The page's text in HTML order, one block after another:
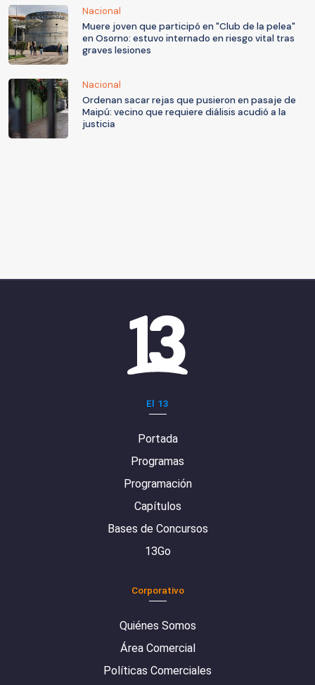
Nacional
Muere joven que participó en "Club de la pelea"
en Osorno: estuvo internado en riesgo vital tras
graves lesiones
Nacional
Ordenan sacar rejas que pusieron en pasaje de
Maipú: vecino que requiere diálisis acudió a la
justicia
El 13
Portada
Programas
Programación
Capítulos
Bases de Concursos
13Go
Corporativo
Quiénes Somos
Área Comercial
Políticas Comerciales